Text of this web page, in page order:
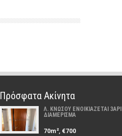
Πρόσφατα Ακίνητα
Λ. ΚΝΩΣΟΥ ΕΝΟΙΚΙΑΖΕΤΑΙ 3ΑΡΙ
ΔΙΑΜΕΡΙΣΜΑ
70m², €700